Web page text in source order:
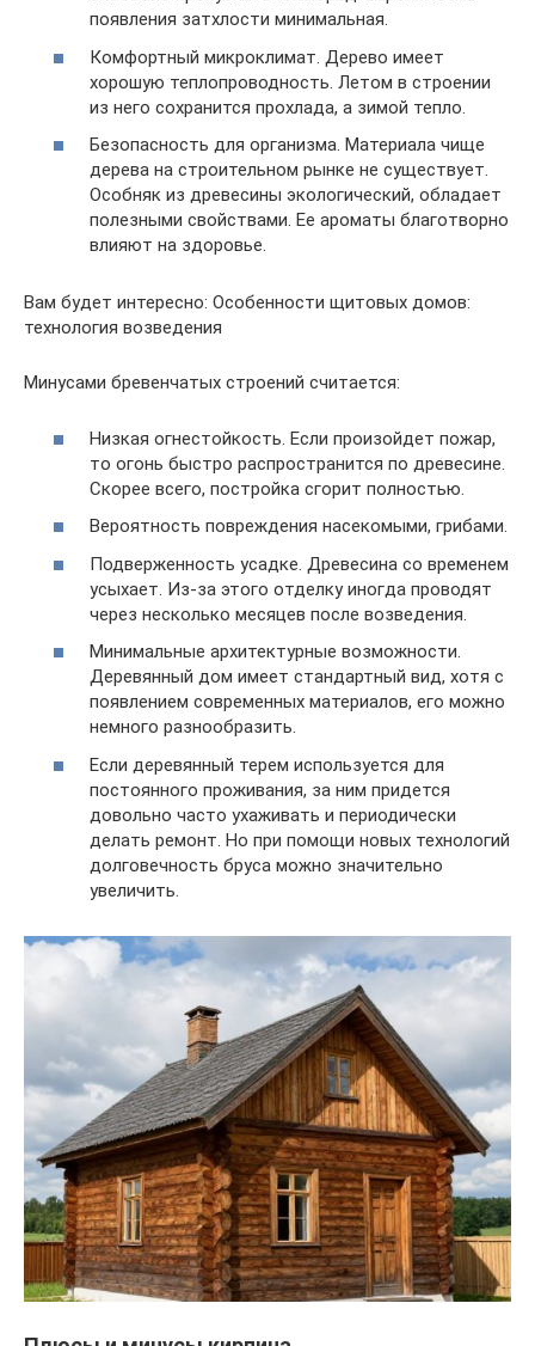
появления затхлости минимальная.
Комфортный микроклимат. Дерево имеет
хорошую теплопроводность. Летом в строении
из него сохранится прохлада, а зимой тепло.
Безопасность для организма. Материала чище
дерева на строительном рынке не существует.
Особняк из древесины экологический, обладает
полезными свойствами. Ее ароматы благотворно
влияют на здоровье.
Вам будет интересно: Особенности щитовых домов:
технология возведения
Минусами бревенчатых строений считается:
Низкая огнестойкость. Если произойдет пожар,
то огонь быстро распространится по древесине.
Скорее всего, постройка сгорит полностью.
Вероятность повреждения насекомыми, грибами.
Подверженность усадке. Древесина со временем
усыхает. Из-за этого отделку иногда проводят
через несколько месяцев после возведения.
Минимальные архитектурные возможности.
Деревянный дом имеет стандартный вид, хотя с
появлением современных материалов, его можно
немного разнообразить.
Если деревянный терем используется для
постоянного проживания, за ним придется
довольно часто ухаживать и периодически
делать ремонт. Но при помощи новых технологий
долговечность бруса можно значительно
увеличить.